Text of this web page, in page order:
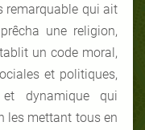
remarquable qui ait
une religion,
un code moral,
et politiques,
dynamique qui
les mettant tous en